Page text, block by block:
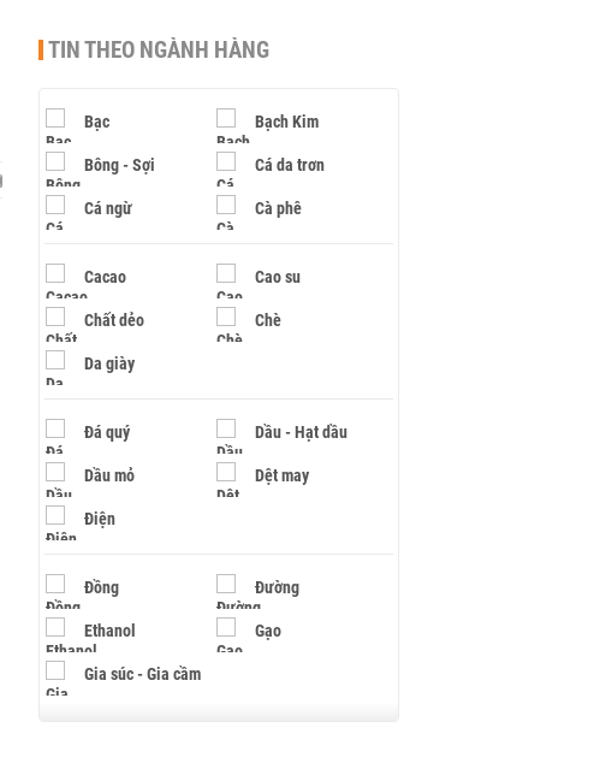
TIN THEO NGÀNH HÀNG
Bạc Bạch Kim
Bông - Sợi Cá da trơn
Cá ngừ Cà phê
Cacao Cao su
Chất dẻo Chè
Da giày
Đá quý Dầu - Hạt dầu
Dầu mỏ Dệt may
Điện
Đồng Đường
Ethanol Gạo
Gia súc - Gia cầm